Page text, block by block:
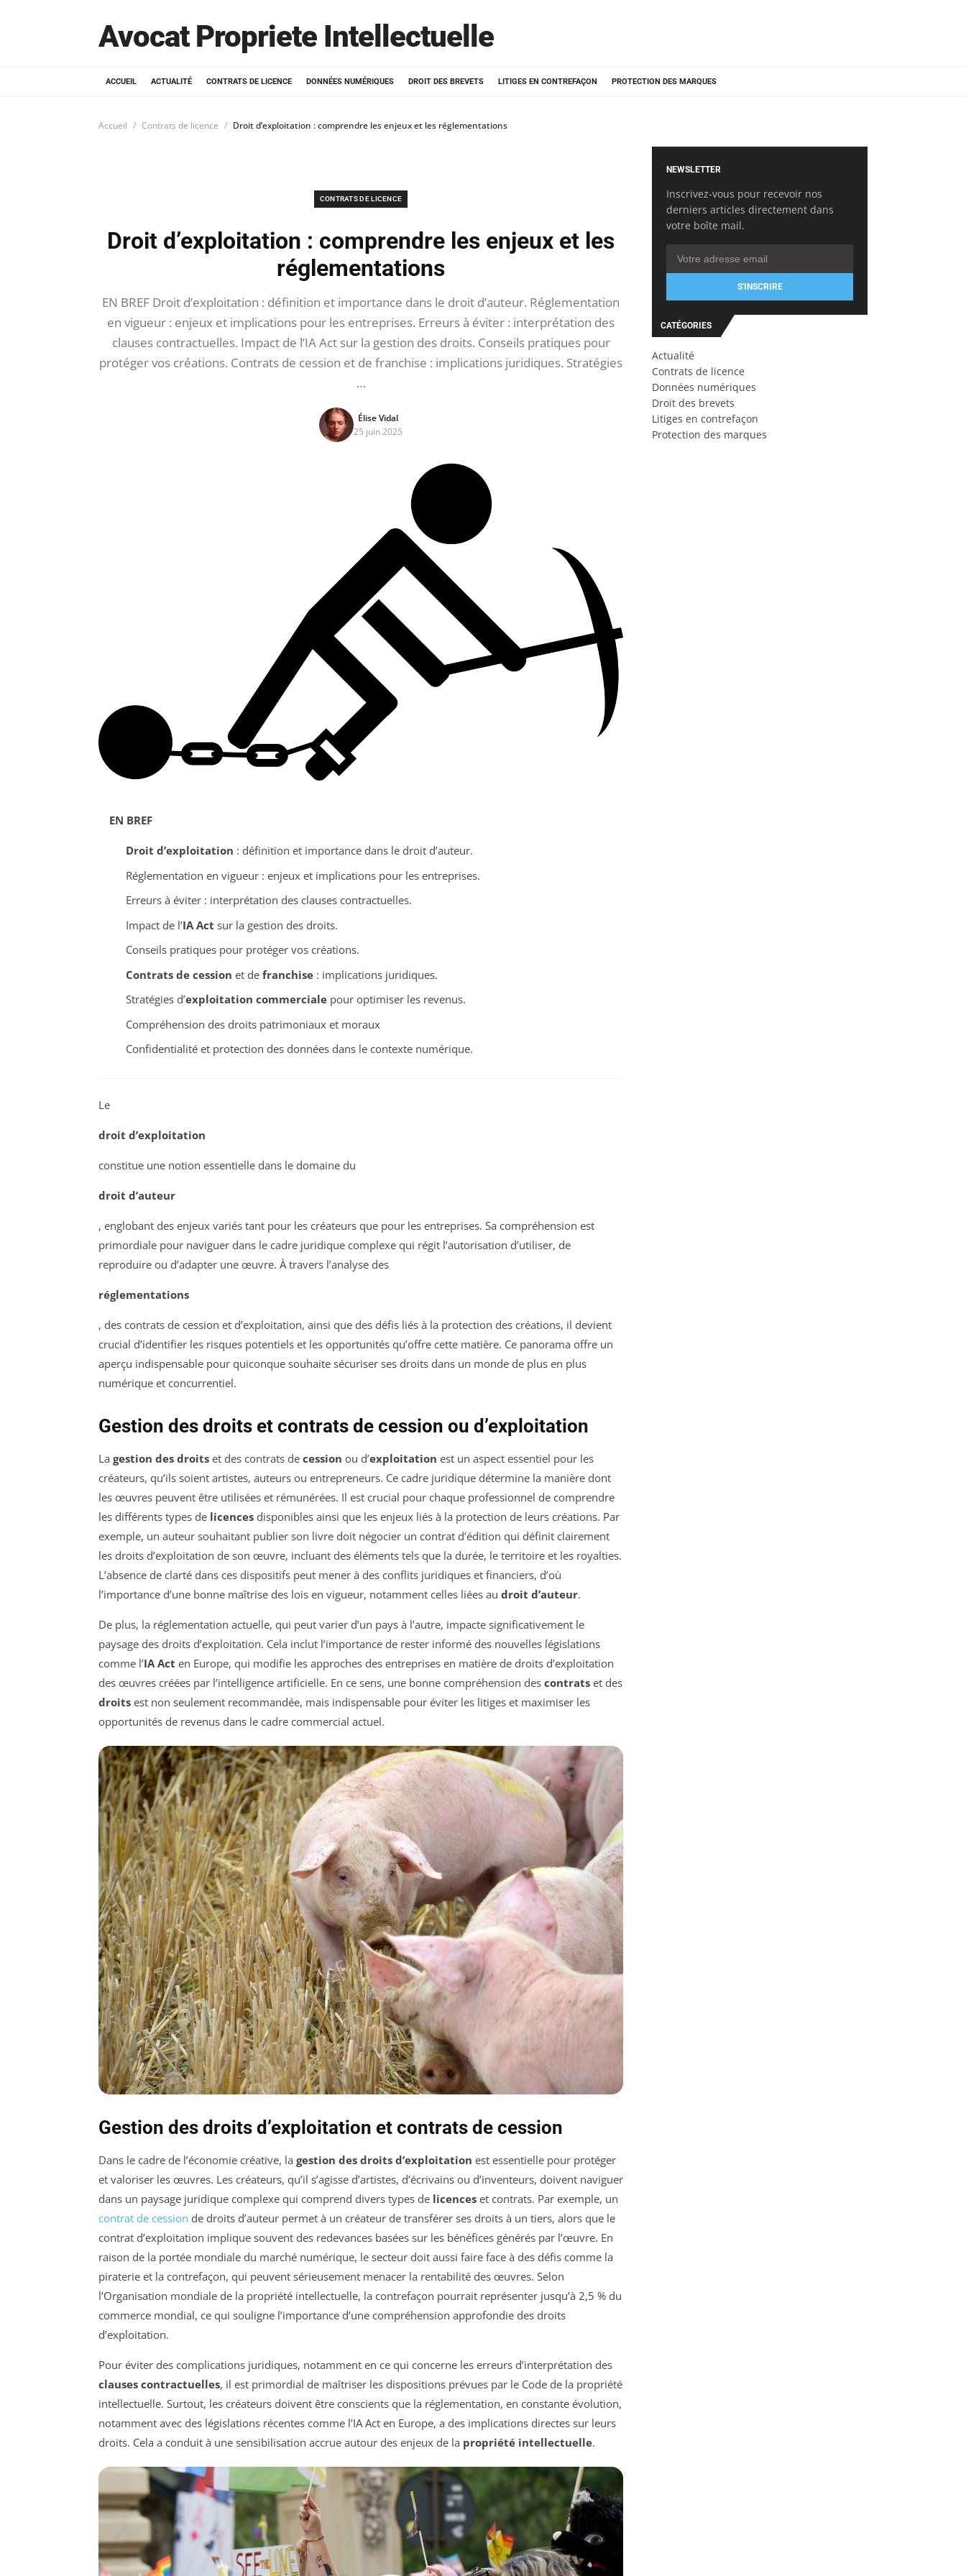
Avocat Propriete Intellectuelle
ACCUEIL ACTUALITÉ CONTRATS DE LICENCE DONNÉES NUMÉRIQUES DROIT DES BREVETS LITIGES EN CONTREFAÇON PROTECTION DES MARQUES
Accueil Contrats de licence Droit d’exploitation : comprendre les enjeux et les réglementations
CONTRATS DE LICENCE
Droit d’exploitation : comprendre les enjeux et les
réglementations
EN BREF Droit d’exploitation : définition et importance dans le droit d’auteur. Réglementation
en vigueur : enjeux et implications pour les entreprises. Erreurs à éviter : interprétation des
clauses contractuelles. Impact de l’IA Act sur la gestion des droits. Conseils pratiques pour
protéger vos créations. Contrats de cession et de franchise : implications juridiques. Stratégies
…
Élise Vidal
25 juin 2025
EN BREF
Droit d’exploitation : définition et importance dans le droit d’auteur.
Réglementation en vigueur : enjeux et implications pour les entreprises.
Erreurs à éviter : interprétation des clauses contractuelles.
Impact de l’IA Act sur la gestion des droits.
Conseils pratiques pour protéger vos créations.
Contrats de cession et de franchise: implications juridiques.
Stratégies d’exploitation commercialepour optimiser les revenus.
Compréhension des droits patrimoniaux et moraux
Confidentialité et protection des données dans le contexte numérique.
Le
droit d’exploitation
constitue une notion essentielle dans le domaine du
droit d’auteur
, englobant des enjeux variés tant pour les créateurs que pour les entreprises. Sa compréhension est
primordiale pour naviguer dans le cadre juridique complexe qui régit l’autorisation d’utiliser, de
reproduire ou d’adapter une œuvre. À travers l’analyse des
réglementations
, des contrats de cession et d’exploitation, ainsi que des défis liés à la protection des créations, il devient
crucial d’identifier les risques potentiels et les opportunités qu’offre cette matière. Ce panorama offre un
aperçu indispensable pour quiconque souhaite sécuriser ses droits dans un monde de plus en plus
numérique et concurrentiel.
Gestion des droits et contrats de cession ou d’exploitation
La gestion des droits et des contrats de cession ou d’exploitation est un aspect essentiel pour les
créateurs, qu’ils soient artistes, auteurs ou entrepreneurs. Ce cadre juridique détermine la manière dont
les œuvres peuvent être utilisées et rémunérées. Il est crucial pour chaque professionnel de comprendre
les différents types de licences disponibles ainsi que les enjeux liés à la protection de leurs créations. Par
exemple, un auteur souhaitant publier son livre doit négocier un contrat d’édition qui définit clairement
les droits d’exploitation de son œuvre, incluant des éléments tels que la durée, le territoire et les royalties.
L’absence de clarté dans ces dispositifs peut mener à des conflits juridiques et financiers, d’où
l’importance d’une bonne maîtrise des lois en vigueur, notamment celles liées au droit d’auteur.
De plus, la réglementation actuelle, qui peut varier d’un pays à l’autre, impacte significativement le
paysage des droits d’exploitation. Cela inclut l’importance de rester informé des nouvelles législations
comme l’IA Act en Europe, qui modifie les approches des entreprises en matière de droits d’exploitation
des œuvres créées par l’intelligence artificielle. En ce sens, une bonne compréhension des contrats et des
droits est non seulement recommandée, mais indispensable pour éviter les litiges et maximiser les
opportunités de revenus dans le cadre commercial actuel.
Gestion des droits d’exploitation et contrats de cession
Dans le cadre de l’économie créative, la gestion des droits d’exploitation est essentielle pour protéger
et valoriser les œuvres. Les créateurs, qu’il s’agisse d’artistes, d’écrivains ou d’inventeurs, doivent naviguer
dans un paysage juridique complexe qui comprend divers types de licences et contrats. Par exemple, un
contrat de cession de droits d’auteur permet à un créateur de transférer ses droits à un tiers, alors que le
contrat d’exploitation implique souvent des redevances basées sur les bénéfices générés par l’œuvre. En
raison de la portée mondiale du marché numérique, le secteur doit aussi faire face à des défis comme la
piraterie et la contrefaçon, qui peuvent sérieusement menacer la rentabilité des œuvres. Selon
l’Organisation mondiale de la propriété intellectuelle, la contrefaçon pourrait représenter jusqu’à 2,5 % du
commerce mondial, ce qui souligne l’importance d’une compréhension approfondie des droits
d’exploitation.
Pour éviter des complications juridiques, notamment en ce qui concerne les erreurs d’interprétation des
clauses contractuelles, il est primordial de maîtriser les dispositions prévues par le Code de la propriété
intellectuelle. Surtout, les créateurs doivent être conscients que la réglementation, en constante évolution,
notamment avec des législations récentes comme l’IA Act en Europe, a des implications directes sur leurs
droits. Cela a conduit à une sensibilisation accrue autour des enjeux de la propriété intellectuelle.
NEWSLETTER
Inscrivez-vous pour recevoir nos
derniers articles directement dans
votre boîte mail.
S'INSCRIRE
CATÉGORIES
Actualité
Contrats de licence
Données numériques
Droit des brevets
Litiges en contrefaçon
Protection des marques